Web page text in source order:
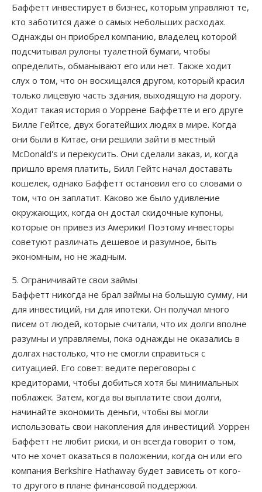
Баффетт инвестирует в бизнес, которым управляют те,
кто заботится даже о самых небольших расходах.
Однажды он приобрел компанию, владелец которой
подсчитывал рулоны туалетной бумаги, чтобы
определить, обманывают его или нет. Также ходит
слух о том, что он восхищался другом, который красил
только лицевую часть здания, выходящую на дорогу.
Ходит такая история о Уоррене Баффетте и его друге
Билле Гейтсе, двух богатейших людях в мире. Когда
они были в Китае, они решили зайти в местный
McDonald's и перекусить. Они сделали заказ, и, когда
пришло время платить, Билл Гейтс начал доставать
кошелек, однако Баффетт остановил его со словами о
том, что он заплатит. Каково же было удивление
окружающих, когда он достал скидочные купоны,
которые он привез из Америки! Поэтому инвесторы
советуют различать дешевое и разумное, быть
экономным, но не жадным.
5. Ограничивайте свои займы
Баффетт никогда не брал займы на большую сумму, ни
для инвестиций, ни для ипотеки. Он получал много
писем от людей, которые считали, что их долги вполне
разумны и управляемы, пока однажды не оказались в
долгах настолько, что не смогли справиться с
ситуацией. Его совет: ведите переговоры с
кредиторами, чтобы добиться хотя бы минимальных
поблажек. Затем, когда вы выплатите свои долги,
начинайте экономить деньги, чтобы вы могли
использовать свои накопления для инвестиций. Уоррен
Баффетт не любит риски, и он всегда говорит о том,
что не хочет оказаться в положении, когда он или его
компания Berkshire Hathaway будет зависеть от кого-
то другого в плане финансовой поддержки.